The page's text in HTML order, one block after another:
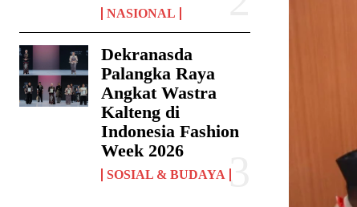
NASIONAL
Dekranasda
Palangka Raya
Angkat Wastra
Kalteng di
Indonesia Fashion
Week 2026
SOSIAL & BUDAYA